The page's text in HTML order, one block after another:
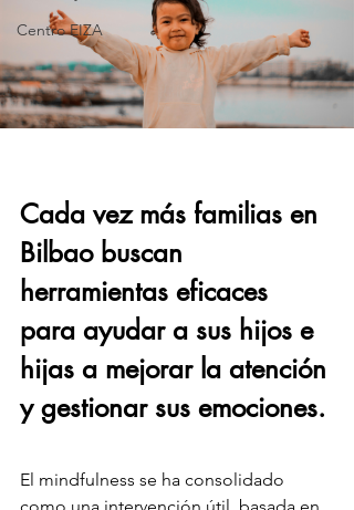
Centro EIZA
Cada vez más familias en
Bilbao buscan
herramientas eficaces
para ayudar a sus hijos e
hijas a mejorar la atención
y gestionar sus emociones.
El mindfulness se ha consolidado